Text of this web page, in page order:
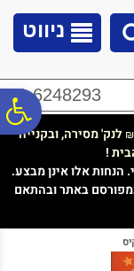
ניווט
02-6248293
₪ לנק' מסירה, ובקנייה
!
הנחות אלו אינן מבצע.
באתר ובהתאם